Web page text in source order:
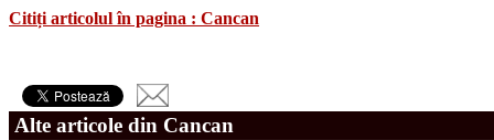
Citiți articolul în pagina : Cancan
Alte articole din Cancan